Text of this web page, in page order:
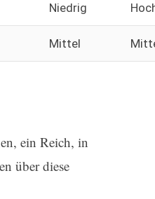
Niedrig
Mittel
ein Reich, in
über diese